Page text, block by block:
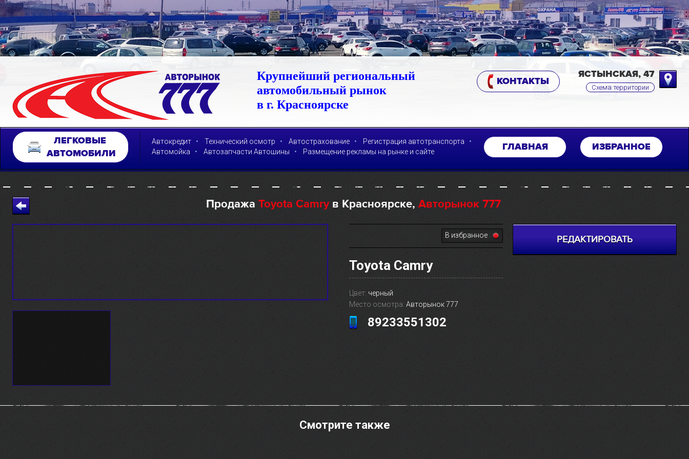
Крупнейший региональный
автомобильный рынок
в г. Красноярске
ЯСТЫНСКАЯ, 47
Схема территории
КОНТАКТЫ
ЛЕГКОВЫЕ
АВТОМОБИЛИ
Автокредит • Технический осмотр • Автострахование • Регистрация автотранспорта •
Автомойка • Автозапчасти Автошины • Размещение рекламы на рынке и сайте ГЛАВНАЯ ИЗБРАННОЕ
Продажа Toyota Camryв Красноярске, Авторынок 777
РЕДАКТИРОВАТЬ
В избранное
Toyota Camry
Цвет: черный
Место осмотра: Авторынок 777
89233551302
Смотрите также